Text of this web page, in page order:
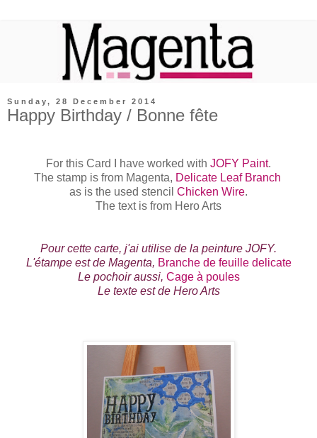
Sunday, 28 December 2014
Happy Birthday / Bonne fête
For this Card I have worked with JOFY Paint.
The stamp is from Magenta, Delicate Leaf Branch
as is the used stencil Chicken Wire.
The text is from Hero Arts
Pour cette carte, j'ai utilise de la peinture JOFY.
L'étampe est de Magenta, Branche de feuille delicate
Le pochoir aussi, Cage à poules
Le texte est de Hero Arts